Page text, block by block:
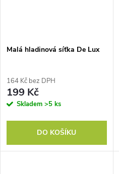
Malá hladinová síťka De Lux
164 Kč bez DPH
199 Kč
Skladem >5 ks
DO KOŠÍKU